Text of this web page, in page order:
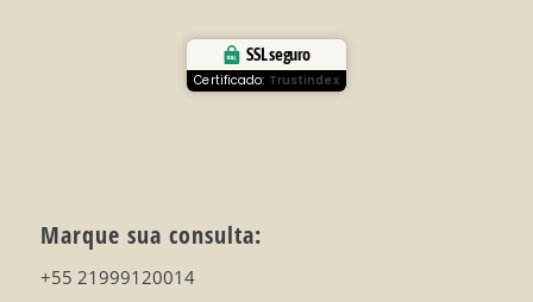
SSL seguro
Certificado: Trustindex
Marque sua consulta:
+55 21999120014